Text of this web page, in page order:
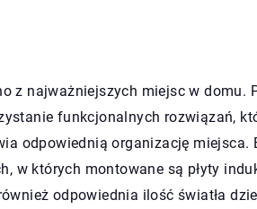
z najważniejszych miejsc w domu.
funkcjonalnych rozwiązań,
odpowiednią organizację
w których montowane są płyty
odpowiednia ilość światła